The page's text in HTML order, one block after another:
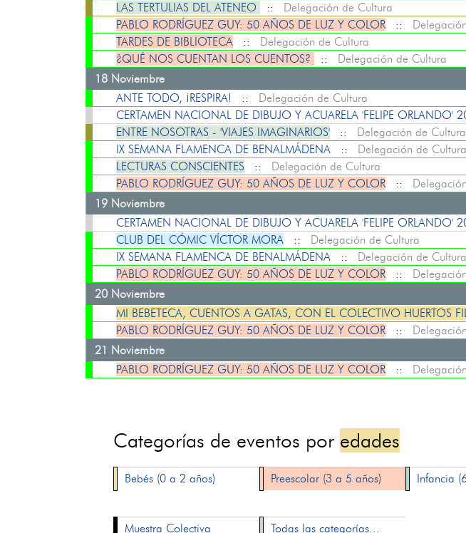
LAS TERTULIAS DEL ATENEO
:: Delegación de Cultura
PABLO RODRÍGUEZ GUY: 50 AÑOS DE LUZ Y COLOR::
TARDES DE BIBLIOTECA:: Delegación de Cultura
¿QUÉ NOS CUENTAN LOS CUENTOS?
:: Delegación de Cultura
18 Noviembre
ANTE TODO, ¡RESPIRA! :: Delegación de Cultura
CERTAMEN NACIONAL DE DIBUJO Y ACUARELA 'FELIPE ORLANDO'
ENTRE NOSOTRAS - 'VIAJES IMAGINARIOS':: Delegación de Cultura
IX SEMANA FLAMENCA DE BENALMÁDENA
:: Delegación de Cultura
LECTURAS CONSCIENTES :: Delegación de Cultura
PABLO RODRÍGUEZ GUY: 50 AÑOS DE LUZ Y COLOR::
19 Noviembre
CERTAMEN NACIONAL DE DIBUJO Y ACUARELA 'FELIPE ORLANDO'
CLUB DEL CÓMIC VÍCTOR MORA:: Delegación de Cultura
IX SEMANA FLAMENCA DE BENALMÁDENA
:: Delegación de Cultura
PABLO RODRÍGUEZ GUY: 50 AÑOS DE LUZ Y COLOR::
20 Noviembre
MI BEBETECA, CUENTOS A GATAS, CON EL COLECTIVO HUERTOS
PABLO RODRÍGUEZ GUY: 50 AÑOS DE LUZ Y COLOR::
21 Noviembre
PABLO RODRÍGUEZ GUY: 50 AÑOS DE LUZ Y COLOR::
Categorías de eventos por edades
Bebés (0 a 2 años) Preescolar (3 a 5 años) Infancia
Muestra Colectiva
Todas las categorías...